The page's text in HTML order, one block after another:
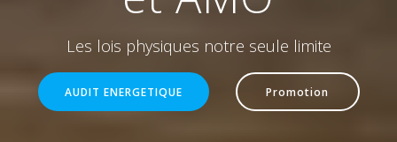
Les lois physiques notre seule limite
AUDIT ENERGETIQUE Promotion